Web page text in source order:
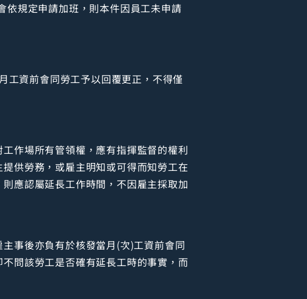
依規定申請加班，則本件因員工未申請
工資前會同勞工予以回覆更正，不得僅
作場所有管領權，應有指揮監督的權利
供勞務，或雇主明知或可得而知勞工在
應認屬延長工作時間，不因雇主採取加
事後亦負有於核發當月(次)工資前會同
問該勞工是否確有延長工時的事實，而